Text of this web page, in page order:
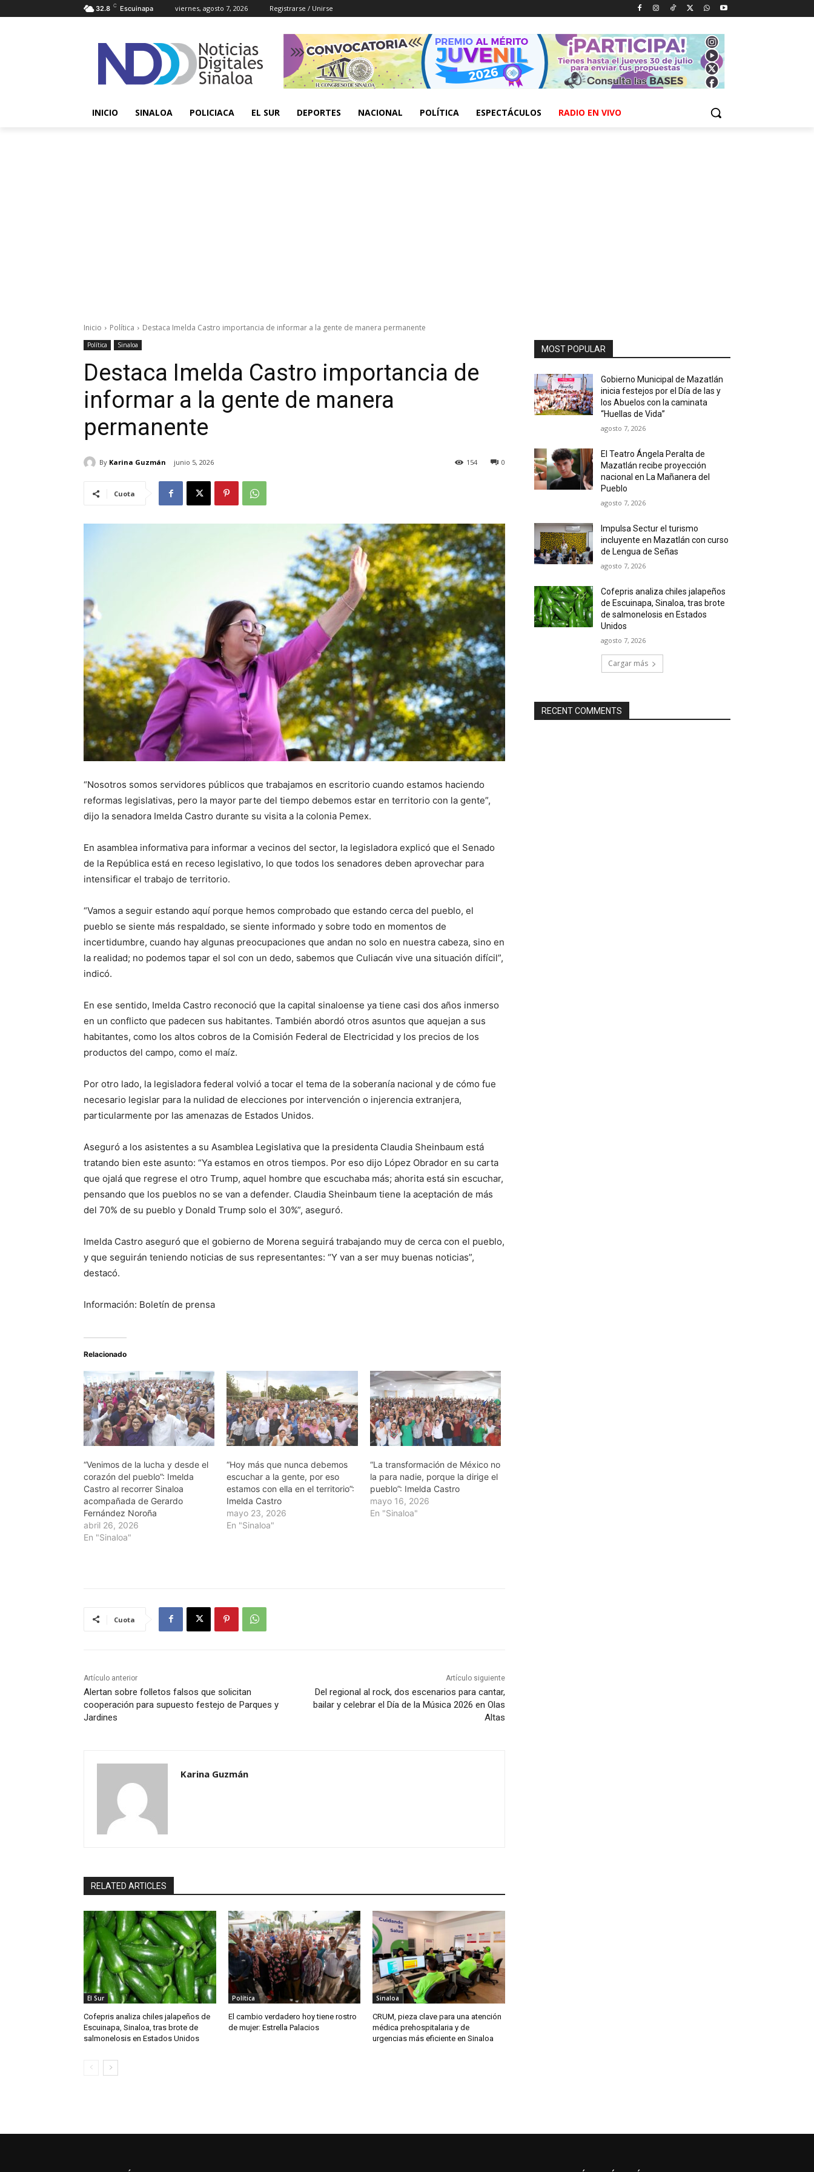
32.8 C Escuinapa viernes, agosto 7, 2026 Registrarse / Unirse
INICIO SINALOA POLICIACA EL SUR DEPORTES NACIONAL POLÍTICA ESPECTÁCULOS RADIO EN VIVO
Inicio Política Destaca Imelda Castro importancia de informar a la gente de manera permanente
Política Sinaloa
Destaca Imelda Castro importancia de
informar a la gente de manera
permanente
By Karina Guzmán junio 5, 2026 0
154
Cuota
“Nosotros somos servidores públicos que trabajamos en escritorio cuando estamos haciendo
reformas legislativas, pero la mayor parte del tiempo debemos estar en territorio con la gente”,
dijo la senadora Imelda Castro durante su visita a la colonia Pemex.
En asamblea informativa para informar a vecinos del sector, la legisladora explicó que el Senado
de la República está en receso legislativo, lo que todos los senadores deben aprovechar para
intensificar el trabajo de territorio.
“Vamos a seguir estando aquí porque hemos comprobado que estando cerca del pueblo, el
pueblo se siente más respaldado, se siente informado y sobre todo en momentos de
incertidumbre, cuando hay algunas preocupaciones que andan no solo en nuestra cabeza, sino en
la realidad; no podemos tapar el sol con un dedo, sabemos que Culiacán vive una situación difícil”,
indicó.
En ese sentido, Imelda Castro reconoció que la capital sinaloense ya tiene casi dos años inmerso
en un conflicto que padecen sus habitantes. También abordó otros asuntos que aquejan a sus
habitantes, como los altos cobros de la Comisión Federal de Electricidad y los precios de los
productos del campo, como el maíz.
Por otro lado, la legisladora federal volvió a tocar el tema de la soberanía nacional y de cómo fue
necesario legislar para la nulidad de elecciones por intervención o injerencia extranjera,
particularmente por las amenazas de Estados Unidos.
Aseguró a los asistentes a su Asamblea Legislativa que la presidenta Claudia Sheinbaum está
tratando bien este asunto: “Ya estamos en otros tiempos. Por eso dijo López Obrador en su carta
que ojalá que regrese el otro Trump, aquel hombre que escuchaba más; ahorita está sin escuchar,
pensando que los pueblos no se van a defender. Claudia Sheinbaum tiene la aceptación de más
del 70% de su pueblo y Donald Trump solo el 30%”, aseguró.
Imelda Castro aseguró que el gobierno de Morena seguirá trabajando muy de cerca con el pueblo,
y que seguirán teniendo noticias de sus representantes: “Y van a ser muy buenas noticias”,
destacó.
Información: Boletín de prensa
Relacionado
“Venimos de la lucha y desde el
corazón del pueblo”: Imelda
Castro al recorrer Sinaloa
acompañada de Gerardo
Fernández Noroña
abril 26, 2026
En "Sinaloa"
“Hoy más que nunca debemos
escuchar a la gente, por eso
estamos con ella en el territorio”:
Imelda Castro
mayo 23, 2026
En "Sinaloa"
“La transformación de México no
la para nadie, porque la dirige el
pueblo”: Imelda Castro
mayo 16, 2026
En "Sinaloa"
Cuota
Artículo anterior
Alertan sobre folletos falsos que solicitan
cooperación para supuesto festejo de Parques y
Jardines
Artículo siguiente
Del regional al rock, dos escenarios para cantar,
bailar y celebrar el Día de la Música 2026 en Olas
Altas
Karina Guzmán
RELATED ARTICLES
El Sur
Cofepris analiza chiles jalapeños de
Escuinapa, Sinaloa, tras brote de
salmonelosis en Estados Unidos
Política
El cambio verdadero hoy tiene rostro
de mujer: Estrella Palacios
Sinaloa
CRUM, pieza clave para una atención
médica prehospitalaria y de
urgencias más eficiente en Sinaloa
MOST POPULAR
Gobierno Municipal de Mazatlán
inicia festejos por el Día de las y
los Abuelos con la caminata
“Huellas de Vida”
agosto 7, 2026
El Teatro Ángela Peralta de
Mazatlán recibe proyección
nacional en La Mañanera del
Pueblo
agosto 7, 2026
Impulsa Sectur el turismo
incluyente en Mazatlán con curso
de Lengua de Señas
agosto 7, 2026
Cofepris analiza chiles jalapeños
de Escuinapa, Sinaloa, tras brote
de salmonelosis en Estados
Unidos
agosto 7, 2026
Cargar más
RECENT COMMENTS